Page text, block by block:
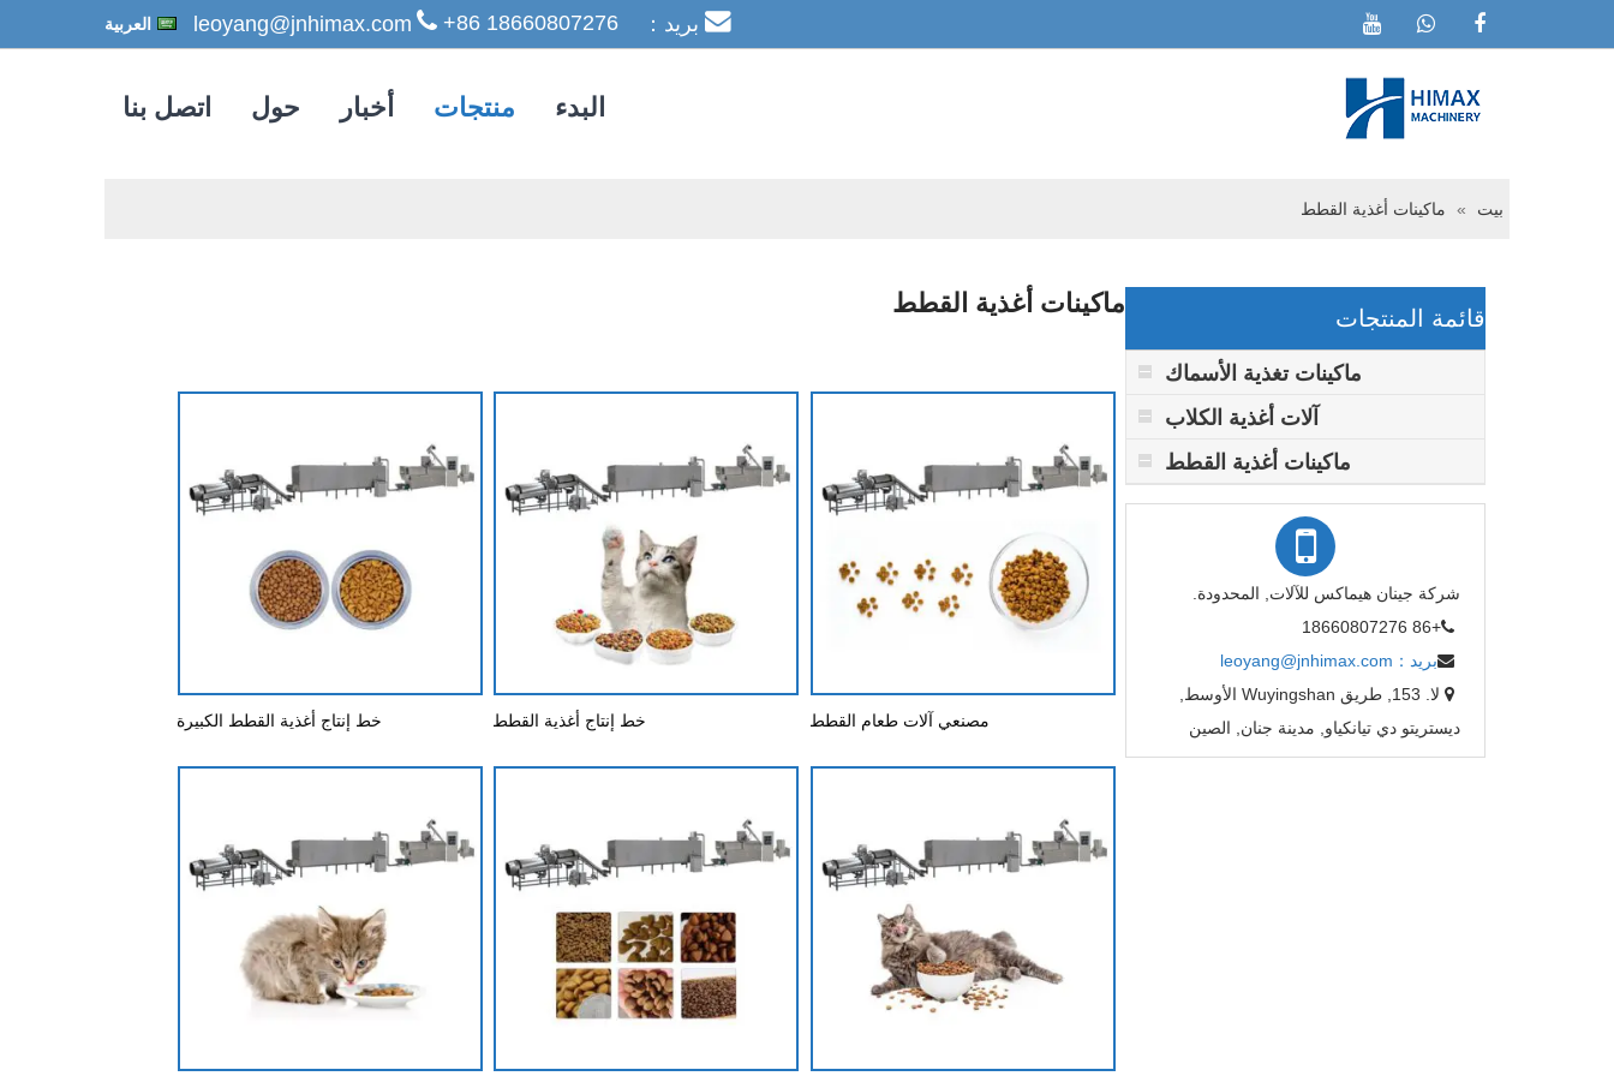
بريد：leoyang@jnhimax.com +86 18660807276 العربية
البدء منتجات أخبار حول اتصل بنا
بيت » ماكينات أغذية القطط
ماكينات أغذية القطط
مصنعي آلات طعام القطط خط إنتاج أغذية القطط خط إنتاج أغذية القطط الكبيرة
قائمة المنتجات
ماكينات تغذية الأسماك
آلات أغذية الكلاب
ماكينات أغذية القطط
شركة جينان هيماكس للآلات, المحدودة.
+86 18660807276
بريد：leoyang@jnhimax.com
لا. 153, طريق Wuyingshan الأوسط,
ديستريتو دي تيانكياو, مدينة جنان, الصين